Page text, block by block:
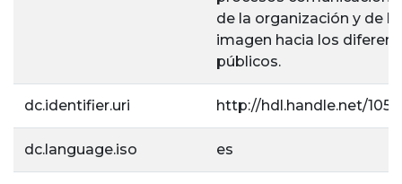
de la organización y de la
imagen hacia los
públicos.
dc.identifier.uri http://hdl.handle.net/
dc.language.iso es